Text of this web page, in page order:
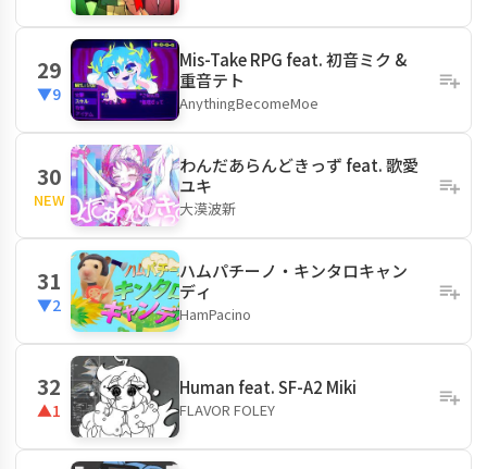
29
▼9
Mis-Take RPG feat. 初音ミク &
重音テト
AnythingBecomeMoe
30
NEW
わんだあらんどきっず feat. 歌愛
ユキ
大漠波新
31
▼2
ハムパチーノ・キンタロキャン
ディ
HamPacino
32
▲1
Human feat. SF-A2 Miki
FLAVOR FOLEY